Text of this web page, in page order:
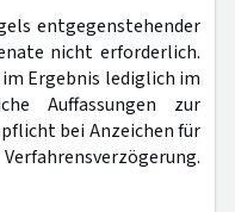
entgegenstehender
nicht erforderlich.
Ergebnis lediglich im
Auffassungen zur
bei Anzeichen für